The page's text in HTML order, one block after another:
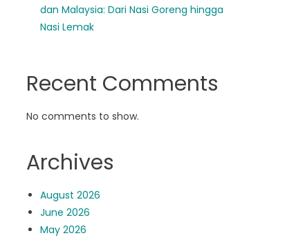
dan Malaysia: Dari Nasi Goreng hingga
Nasi Lemak
Recent Comments
No comments to show.
Archives
August 2026
June 2026
May 2026